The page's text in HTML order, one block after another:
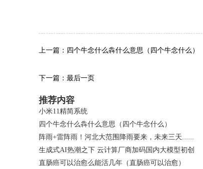
上一篇：四个牛念什么犇什么意思（四个牛念什么）
下一篇：最后一页
推荐内容
小米11精简系统
四个牛念什么犇什么意思（四个牛念什么）
阵雨+雷阵雨！河北大范围降雨要来，未来三天......
生成式AI热潮之下 云计算厂商加码国内大模型初创
直肠癌可以治愈么能活几年（直肠癌可以治愈）